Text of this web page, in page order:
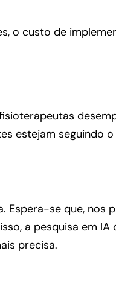
o custo de
estejam seguindo
se que, nos
a pesquisa em
precisa.